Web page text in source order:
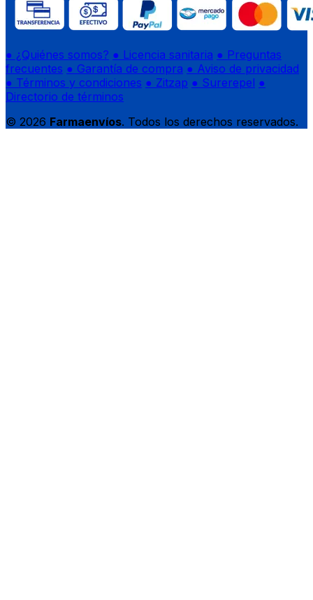
● ¿Quiénes somos? ● Licencia sanitaria ● Preguntas
frecuentes ● Garantía de compra ● Aviso de privacidad
● Términos y condiciones ● Zitzap ● Surerepel ●
Directorio de términos
© 2026 Farmaenvíos. Todos los derechos reservados.